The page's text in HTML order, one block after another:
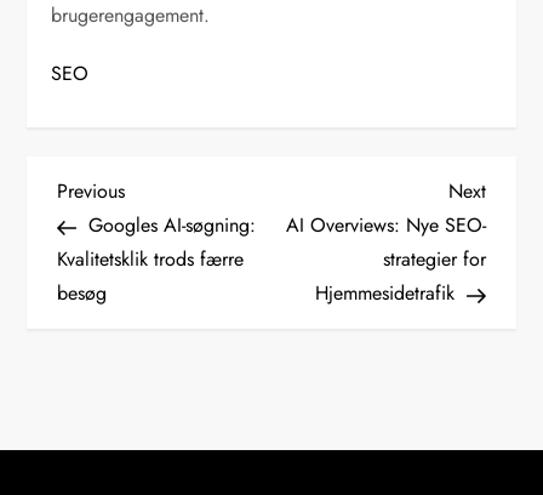
brugerengagement.
SEO
I
n
d
l
Previous
Post
Previous
Googles AI-søgning:
Kvalitetsklik trods færre
besøg
Next
Post
Next
AI Overviews: Nye SEO-
strategier for
Hjemmesidetrafik